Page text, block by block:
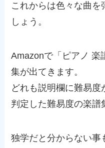
これからは色々な曲を
しょう。
Amazonで「ピアノ 楽
集が出てきます。
どれも説明欄に難易
判定した難易度の楽譜
独学だと分からない事